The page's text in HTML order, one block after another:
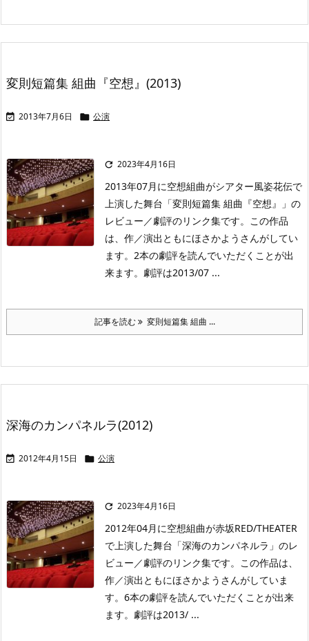
変則短篇集 組曲『空想』(2013)
 2013年7月6日  公演
 2023年4月16日
2013年07月に空想組曲がシアター風姿花伝で
上演した舞台「変則短篇集 組曲『空想』」の
レビュー／劇評のリンク集です。この作品
は、作／演出ともにほさかようさんがしてい
ます。2本の劇評を読んでいただくことが出
来ます。劇評は2013/07 ...
記事を読む 変則短篇集 組曲 ...
深海のカンパネルラ(2012)
 2012年4月15日  公演
 2023年4月16日
2012年04月に空想組曲が赤坂RED/THEATER
で上演した舞台「深海のカンパネルラ」のレ
ビュー／劇評のリンク集です。この作品は、
作／演出ともにほさかようさんがしていま
す。6本の劇評を読んでいただくことが出来
ます。劇評は2013/ ...